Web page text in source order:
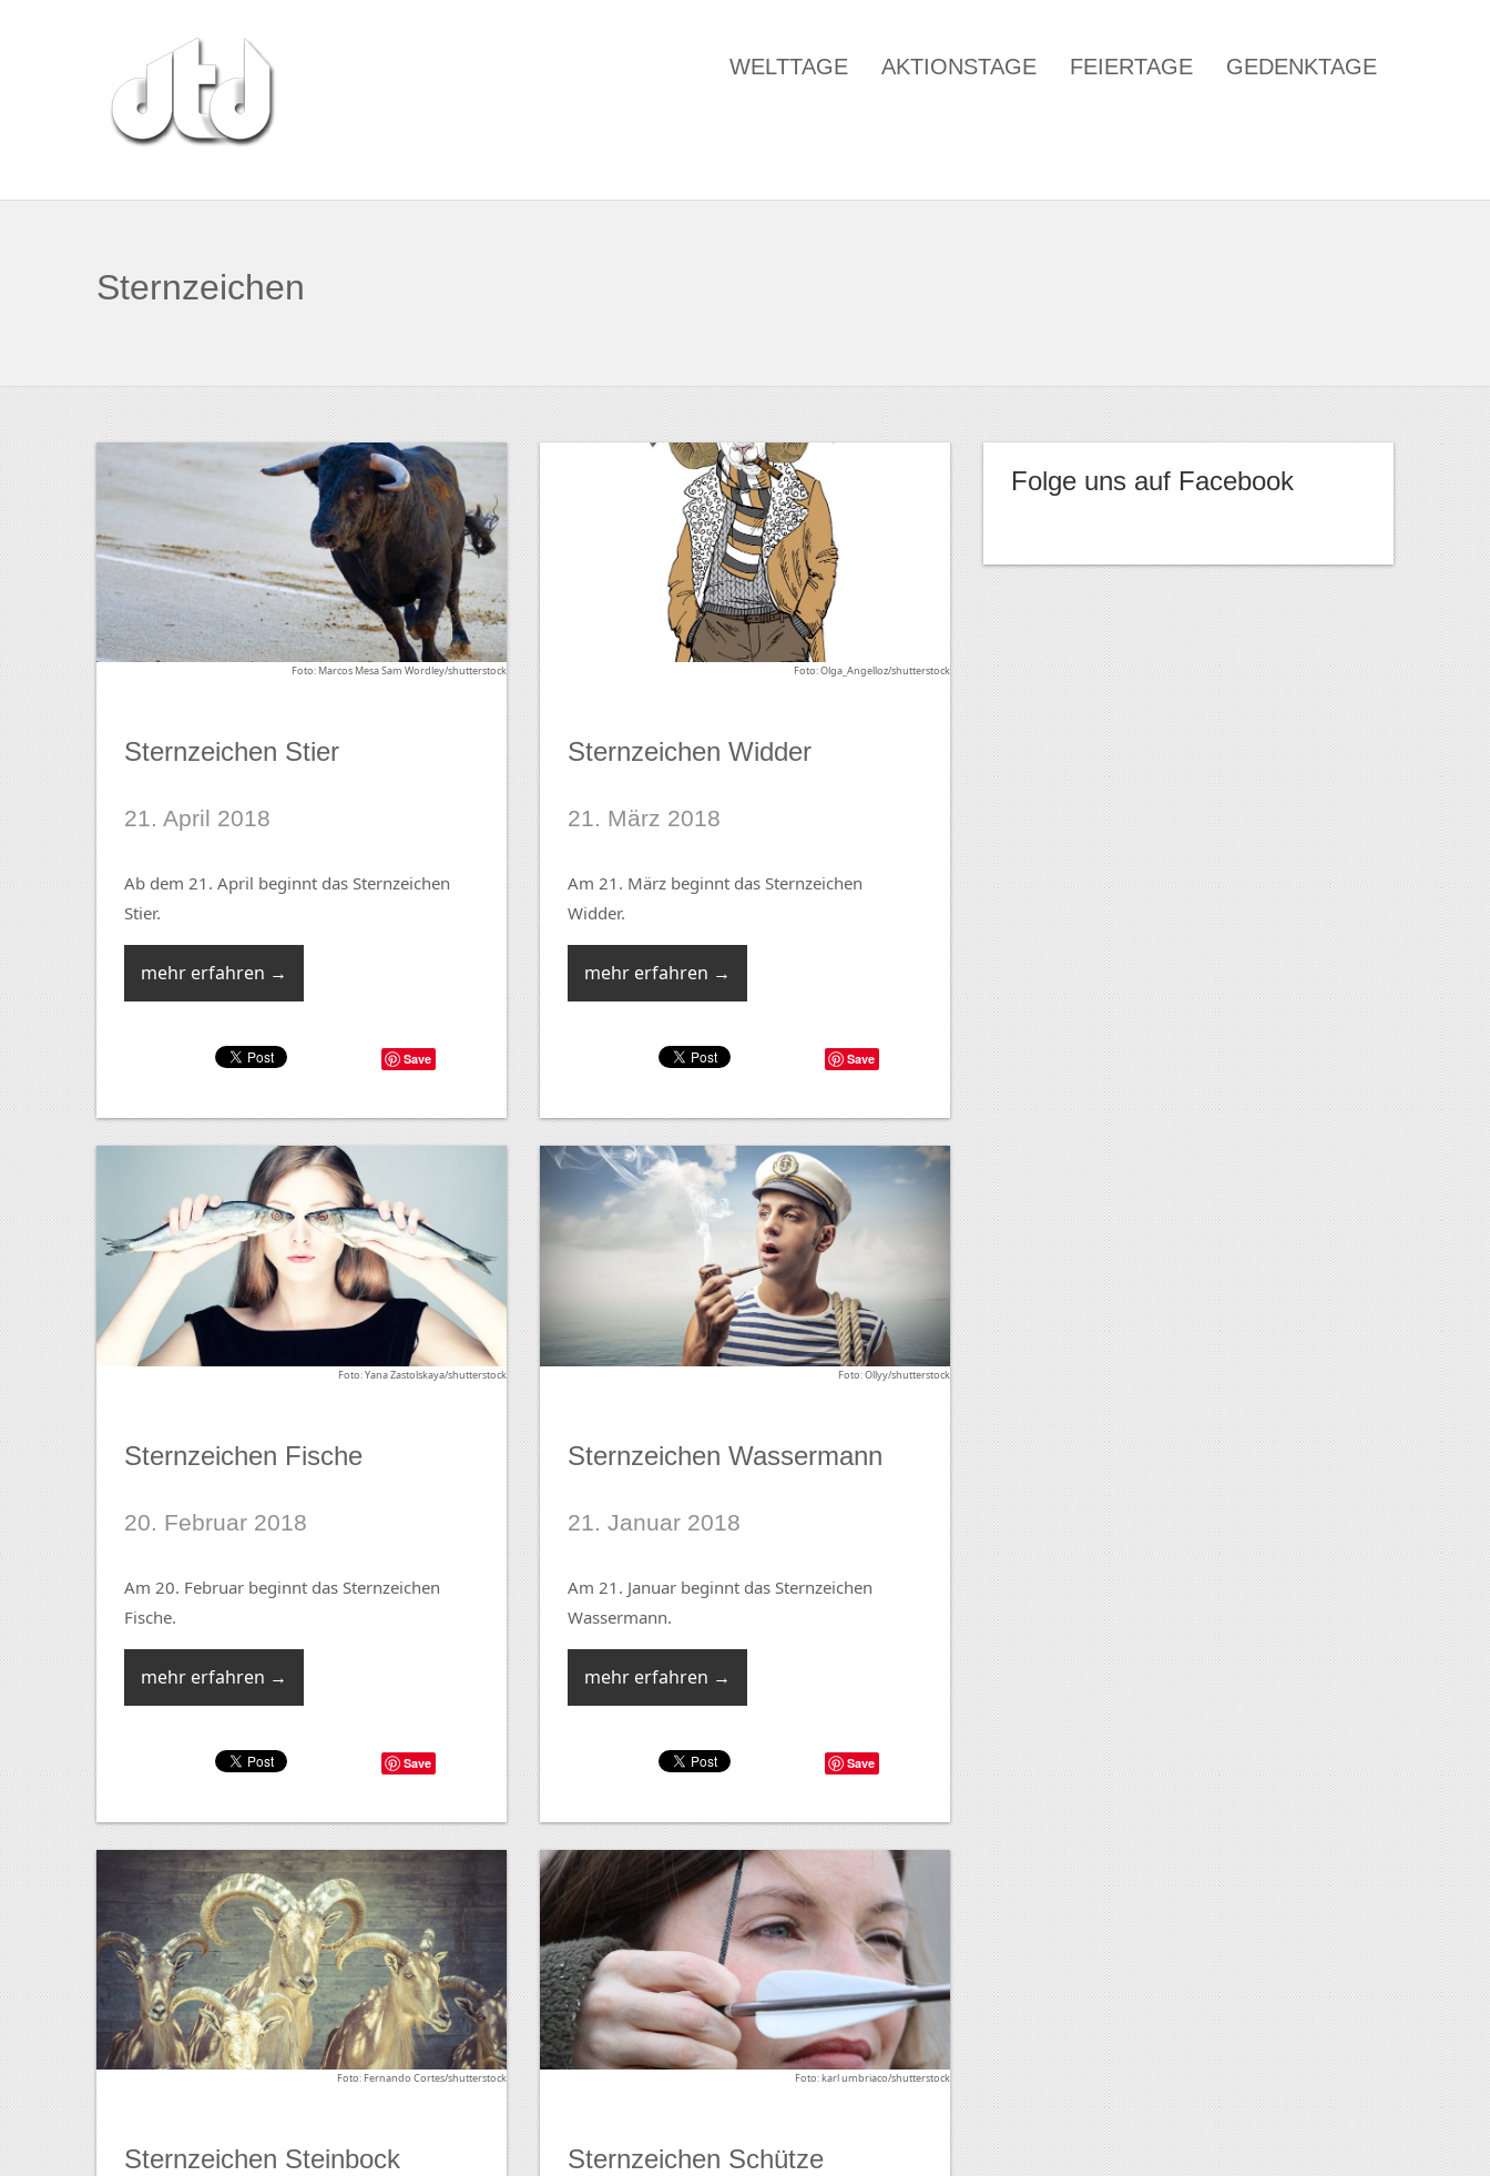
WELTTAGE AKTIONSTAGE FEIERTAGE GEDENKTAGE
Sternzeichen
Foto: Marcos Mesa Sam Wordley/shutterstock
Sternzeichen Stier
21. April 2018
Ab dem 21. April beginnt das Sternzeichen
Stier.
mehr erfahren →
Save
Foto: Olga_Angelloz/shutterstock
Sternzeichen Widder
21. März 2018
Am 21. März beginnt das Sternzeichen
Widder.
mehr erfahren →
Save
Foto: Yana Zastolskaya/shutterstock
Sternzeichen Fische
20. Februar 2018
Am 20. Februar beginnt das Sternzeichen
Fische.
mehr erfahren →
Save
Foto: Ollyy/shutterstock
Sternzeichen Wassermann
21. Januar 2018
Am 21. Januar beginnt das Sternzeichen
Wassermann.
mehr erfahren →
Save
Foto: Fernando Cortes/shutterstock
Sternzeichen Steinbock
Foto: karl umbriaco/shutterstock
Sternzeichen Schütze
Folge uns auf Facebook